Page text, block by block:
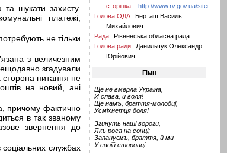
сторінка:
http://www.rv.gov.ua/sitenew/
Голова ОДА: Берташ Василь
Михайлович
Рада: Рівненська обласна рада
Голова ради: Данильчук Олександр
Юрійович
Гімн
Ще не вмерла Україна,
И слава, и воля!
Ще намъ, браття-молодці,
Усміхнетця доля!
Згинуть наші вороги,
Якъ роса на сонці;
Запануємъ, браття, й ми
У своій сторонці.
шукати захисту.
платежі,
не тільки
з величезним
згадували
сторона питання не
на новий, ані
причому фактично
в так званому
звернення до
службах